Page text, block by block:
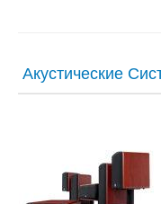
Акустические